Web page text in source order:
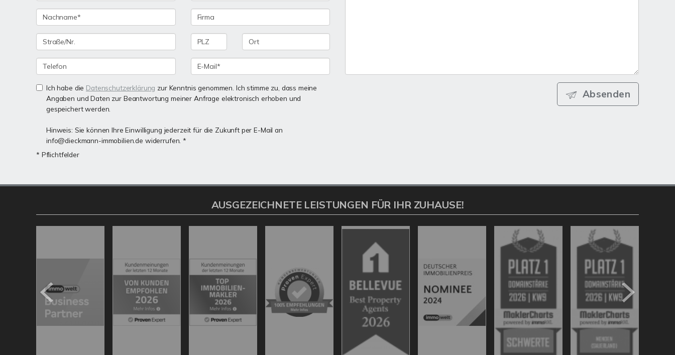
Ich habe die Datenschutzerklärung zur Kenntnis genommen. Ich stimme zu, dass meine
Angaben und Daten zur Beantwortung meiner Anfrage elektronisch erhoben und
gespeichert werden.
Hinweis: Sie können Ihre Einwilligung jederzeit für die Zukunft per E-Mail an
info@dieckmann-immobilien.de widerrufen. *
* Pflichtfelder
Absenden
AUSGEZEICHNETE LEISTUNGEN FÜR IHR ZUHAUSE!